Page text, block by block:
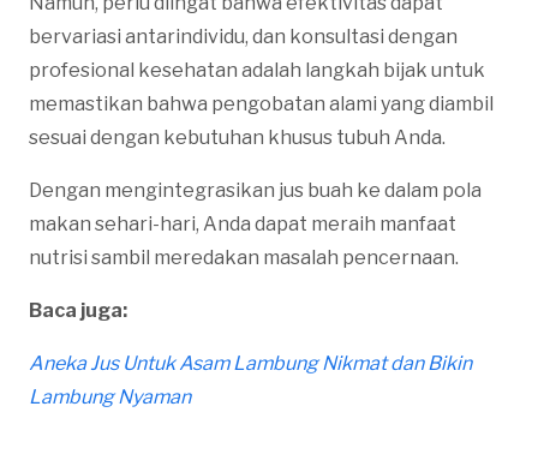
bervariasi antarindividu, dan konsultasi dengan
profesional kesehatan adalah langkah bijak untuk
memastikan bahwa pengobatan alami yang diambil
sesuai dengan kebutuhan khusus tubuh Anda.
Dengan mengintegrasikan jus buah ke dalam pola
makan sehari-hari, Anda dapat meraih manfaat
nutrisi sambil meredakan masalah pencernaan.
Baca juga:
Aneka Jus Untuk Asam Lambung Nikmat dan Bikin
Lambung Nyaman